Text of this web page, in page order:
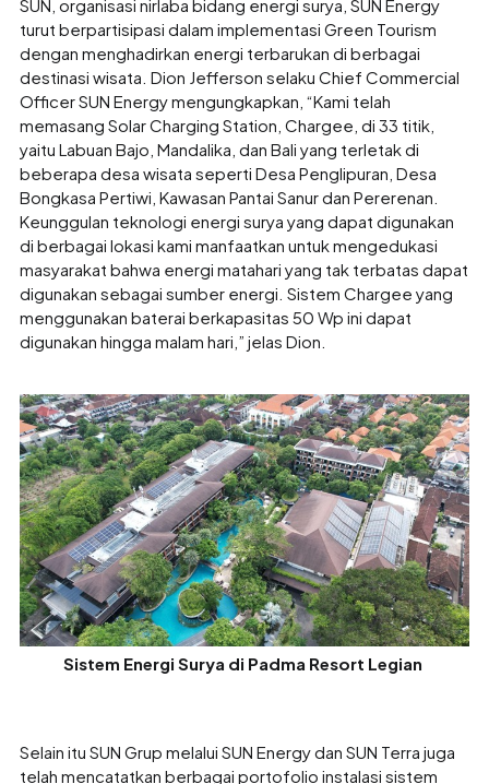
SUN, organisasi nirlaba bidang energi surya, SUN Energy
turut berpartisipasi dalam implementasi Green Tourism
dengan menghadirkan energi terbarukan di berbagai
destinasi wisata. Dion Jefferson selaku Chief Commercial
Officer SUN Energy mengungkapkan, “Kami telah
memasang Solar Charging Station, Chargee, di 33 titik,
yaitu Labuan Bajo, Mandalika, dan Bali yang terletak di
beberapa desa wisata seperti Desa Penglipuran, Desa
Bongkasa Pertiwi, Kawasan Pantai Sanur dan Pererenan.
Keunggulan teknologi energi surya yang dapat digunakan
di berbagai lokasi kami manfaatkan untuk mengedukasi
masyarakat bahwa energi matahari yang tak terbatas dapat
digunakan sebagai sumber energi. Sistem Chargee yang
menggunakan baterai berkapasitas 50 Wp ini dapat
digunakan hingga malam hari,” jelas Dion.
Sistem Energi Surya di Padma Resort Legian
Selain itu SUN Grup melalui SUN Energy dan SUN Terra juga
telah mencatatkan berbagai portofolio instalasi sistem